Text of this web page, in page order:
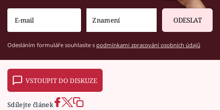
ODESLAT
Odesláním formuláře souhlasíte s podmínkami zpracování osobních údajů
VSTOUPIT DO DISKUZE
Sdílejte článek